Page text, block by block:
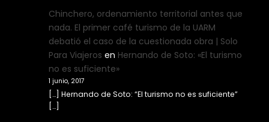
Chinchero, ordenamiento territorial antes que
nada. El primer café turismo de la UARM
debatió el caso de la cuestionada obra | Solo
Para Viajeros en Hernando de Soto: «El turismo
no es suficiente»
1 junio, 2017
[…] Hernando de Soto: “El turismo no es suficiente”
[…]